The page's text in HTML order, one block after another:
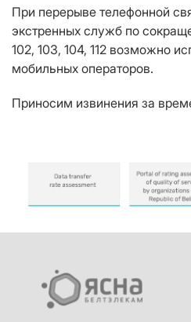
При перерыве телефонной
экстренных служб по
102, 103, 104, 112 возможно
мобильных операторов.
Приносим извинения за